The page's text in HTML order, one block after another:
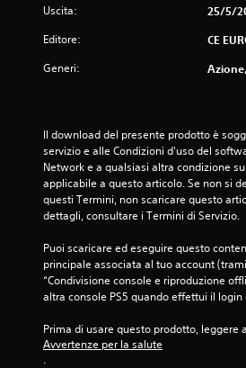
Uscita: 25/5/
Editore: CE
Generi:
Il download del presente prodotto è
servizio e alle Condizioni d'uso del
Network e a qualsiasi altra condizione
applicabile a questo articolo. Se non si
questi Termini, non scaricare questo
dettagli, consultare i Termini di Servizio.
Puoi scaricare ed eseguire questo
principale associata al tuo account
“Condivisione console e riproduzione
altra console PS5 quando effettui il
Prima di usare questo prodotto, leggere
Avvertenze per la salute
.